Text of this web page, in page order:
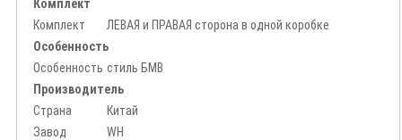
Комплект
Комплект
ЛЕВАЯ и ПРАВАЯ сторона в одной коробке
Особенность
Особенность стиль БМВ
Производитель
Страна
Китай
Завод
WH